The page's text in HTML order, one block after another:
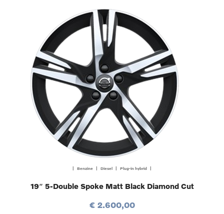
| Benzine | Diesel | Plug-in hybrid |
19″ 5-Double Spoke Matt Black Diamond Cut
€ 2.600,00